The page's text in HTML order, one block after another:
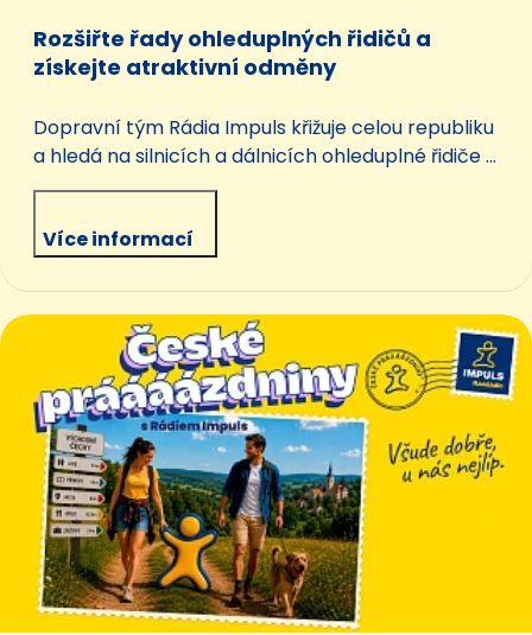
Rozšiřte řady ohleduplných řidičů a
získejte atraktivní odměny
Dopravní tým Rádia Impuls křižuje celou republiku
a hledá na silnicích a dálnicích ohleduplné řidiče a
řidičky. Takové, kteří jezdí s úsměvem, dodržují
mají aplikaci Rádia Impuls a aplikaci OMV
Více informací